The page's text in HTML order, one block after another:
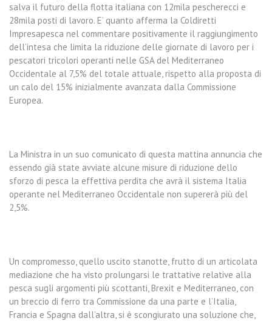
salva il futuro della flotta italiana con 12mila pescherecci e
28mila posti di lavoro. E’ quanto afferma la Coldiretti
Impresapesca nel commentare positivamente il raggiungimento
dell’intesa che limita la riduzione delle giornate di lavoro per i
pescatori tricolori operanti nelle GSA del Mediterraneo
Occidentale al 7,5% del totale attuale, rispetto alla proposta di
un calo del 15% inizialmente avanzata dalla Commissione
Europea.
La Ministra in un suo comunicato di questa mattina annuncia che
essendo già state avviate alcune misure di riduzione dello
sforzo di pesca la effettiva perdita che avrà il sistema Italia
operante nel Mediterraneo Occidentale non supererà più del
2,5%.
Un compromesso, quello uscito stanotte, frutto di un articolata
mediazione che ha visto prolungarsi le trattative relative alla
pesca sugli argomenti più scottanti, Brexit e Mediterraneo, con
un breccio di ferro tra Commissione da una parte e l’Italia,
Francia e Spagna dall’altra, si è scongiurato una soluzione che,